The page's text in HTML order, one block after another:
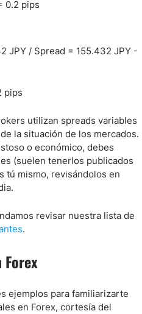
0.2 pips
JPY / Spread = 155.432 JPY -
pips
utilizan spreads variables
la situación de los mercados.
o económico, debes
(suelen tenerlos publicados
tú mismo, revisándolos en
revisar nuestra lista de
.
Forex
ejemplos para familiarizarte
en Forex, cortesía del